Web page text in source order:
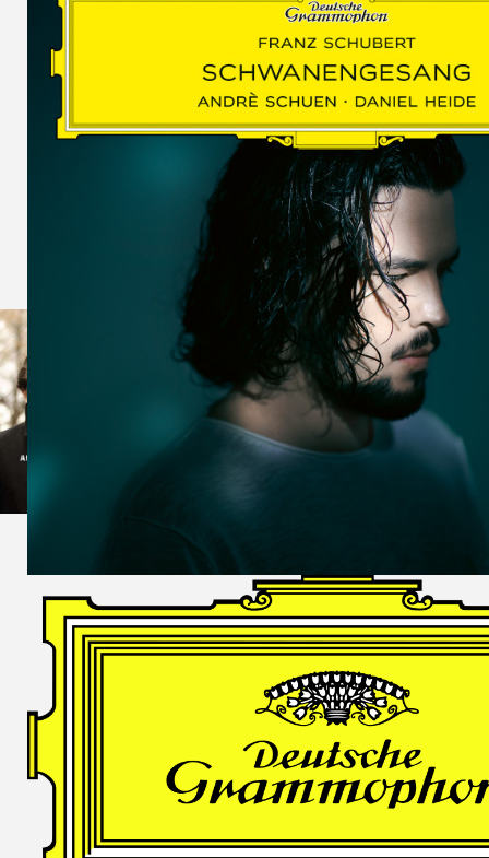
WOLF
MARTIN
SCHUMANN,
LIEDERKREIS
OP. 24
SECHS
MONOLOGE
AUS
JEDERMANN
GESÄNGE
Andrè Schuen,
Baritone
Daniel Heide,
Piano